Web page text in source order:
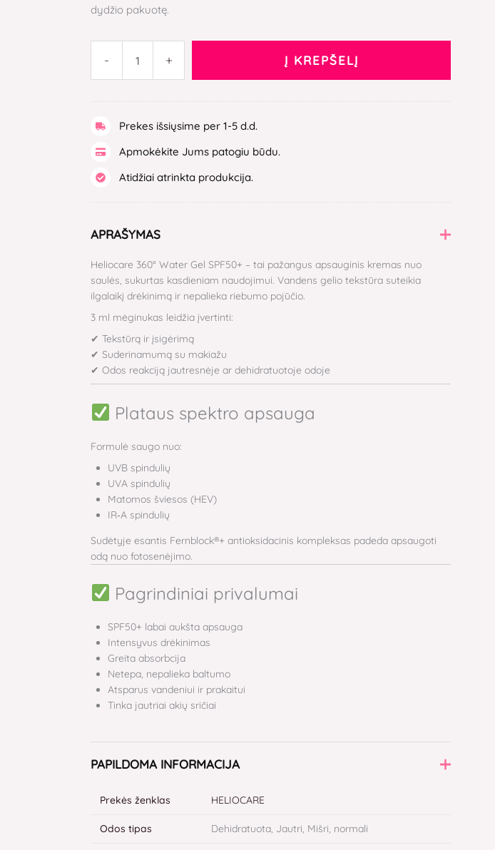
dydžio pakuotę.
- + Į KREPŠELĮ
Prekes išsiųsime per 1-5 d.d.
Apmokėkite Jums patogiu būdu.
Atidžiai atrinkta produkcija.
APRAŠYMAS
Heliocare 360° Water Gel SPF50+ – tai pažangus apsauginis kremas nuo
saulės, sukurtas kasdieniam naudojimui. Vandens gelio tekstūra suteikia
ilgalaikį drėkinimą ir nepalieka riebumo pojūčio.
3 ml mėginukas leidžia įvertinti:
✔ Tekstūrą ir įsigėrimą
✔ Suderinamumą su makiažu
✔ Odos reakciją jautresnėje ar dehidratuotoje odoje
Plataus spektro apsauga
Formulė saugo nuo:
UVB spindulių
UVA spindulių
Matomos šviesos (HEV)
IR‑A spindulių
Sudėtyje esantis Fernblock®+ antioksidacinis kompleksas padeda apsaugoti
odą nuo fotosenėjimo.
Pagrindiniai privalumai
SPF50+ labai aukšta apsauga
Intensyvus drėkinimas
Greita absorbcija
Netepa, nepalieka baltumo
Atsparus vandeniui ir prakaitui
Tinka jautriai akių sričiai
PAPILDOMA INFORMACIJA
Prekės ženklas HELIOCARE
Odos tipas Dehidratuota, Jautri, Mišri, normali